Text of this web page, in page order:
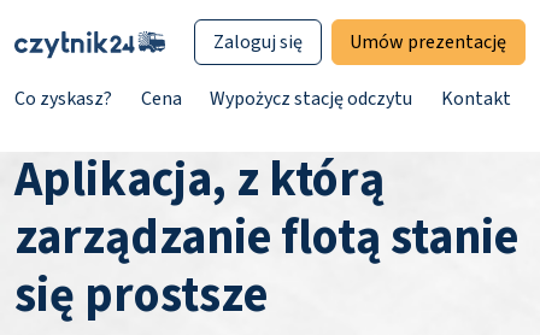
Co zyskasz? Cena Wypożycz stację odczytu Kontakt
Zaloguj się Umów prezentację
Aplikacja, z którą
zarządzanie flotą stanie
się prostsze